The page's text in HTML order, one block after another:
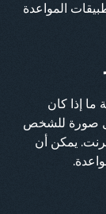
المواعدة
ما إذا كان
صورة للشخص
يمكن أن